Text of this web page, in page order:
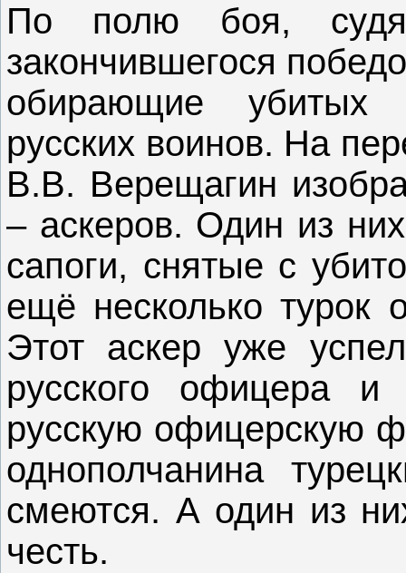
По полю боя,
закончившегося
обирающие
русских воинов. На
В.В. Верещагин
– аскеров. Один из
сапоги, снятые с
ещё несколько турок
Этот аскер уже
русского офицера и
русскую офицерскую
однополчанина
смеются. А один из
честь.